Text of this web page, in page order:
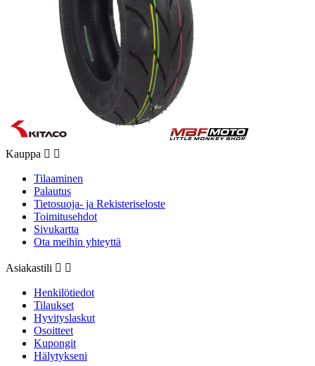
Kauppa  
Tilaaminen
Palautus
Tietosuoja- ja Rekisteriseloste
Toimitusehdot
Sivukartta
Ota meihin yhteyttä
Asiakastili  
Henkilötiedot
Tilaukset
Hyvityslaskut
Osoitteet
Kupongit
Hälytykseni